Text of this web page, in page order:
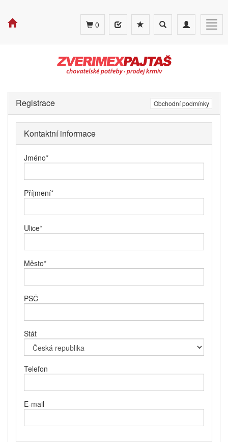
Toggle
navigation
Toggle
search
0
Registrace Obchodní podmínky
Kontaktní informace
Jméno*
Příjmení*
Ulice*
Město*
PSČ
Stát
Telefon
E-mail